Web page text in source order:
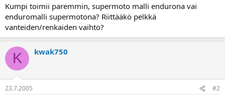
i
t
a
a
Kumpi toimii paremmin, supermoto malli endurona vai
enduromalli supermotona? Riittääkö pelkkä
vanteiden/renkaiden vaihto?
K kwak750
23.7.2005 #2